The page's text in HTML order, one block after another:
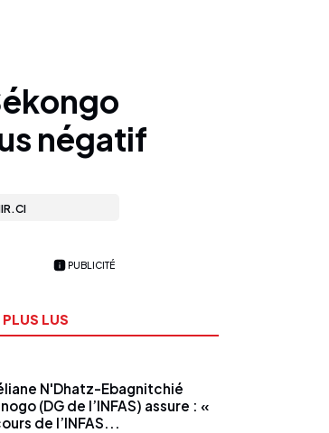
négatif
PUBLICITÉ
PLUS LUS
N'Dhatz-Ebagnitchié
(DG de l’INFAS) assure : «
de l’INFAS...